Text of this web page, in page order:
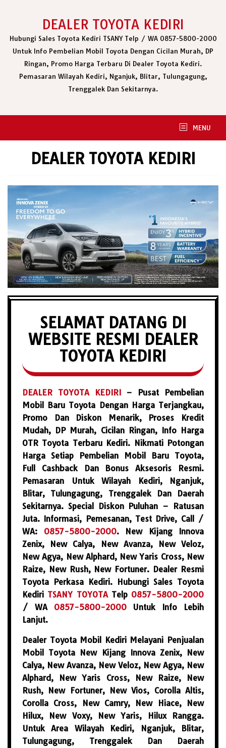
DEALER TOYOTA KEDIRI
Hubungi Sales Toyota Kediri TSANY Telp / WA 0857-5800-2000
Untuk Info Pembelian Mobil Toyota Dengan Cicilan Murah, DP
Ringan, Promo Harga Terbaru Di Dealer Toyota Kediri.
Pemasaran Wilayah Kediri, Nganjuk, Blitar, Tulungagung,
Trenggalek Dan Sekitarnya.
MENU
DEALER TOYOTA KEDIRI
SELAMAT DATANG DI
WEBSITE RESMI DEALER
TOYOTA KEDIRI
DEALER TOYOTA KEDIRI– Pusat Pembelian
Mobil Baru Toyota Dengan Harga Terjangkau,
Promo Dan Diskon Menarik, Proses Kredit
Mudah, DP Murah, Cicilan Ringan, Info Harga
OTR Toyota Terbaru Kediri. Nikmati Potongan
Harga Setiap Pembelian Mobil Baru Toyota,
Full Cashback Dan Bonus Aksesoris Resmi.
Pemasaran Untuk Wilayah Kediri, Nganjuk,
Blitar, Tulungagung, Trenggalek Dan Daerah
Sekitarnya. Special Diskon Puluhan – Ratusan
Juta. Informasi, Pemesanan, Test Drive, Call /
WA: 0857-5800-2000. New Kijang Innova
Zenix, New Calya, New Avanza, New Veloz,
New Agya, New Alphard, New Yaris Cross, New
Raize, New Rush, New Fortuner. Dealer Resmi
Toyota Perkasa Kediri. Hubungi Sales Toyota
Kediri TSANY TOYOTATelp 0857-5800-2000
/ WA 0857-5800-2000Untuk Info Lebih
Lanjut.
Dealer Toyota Mobil Kediri Melayani Penjualan
Mobil Toyota New Kijang Innova Zenix, New
Calya, New Avanza, New Veloz, New Agya, New
Alphard, New Yaris Cross, New Raize, New
Rush, New Fortuner, New Vios, Corolla Altis,
Corolla Cross, New Camry, New Hiace, New
Hilux, New Voxy, New Yaris, Hilux Rangga.
Untuk Area Wilayah Kediri, Nganjuk, Blitar,
Tulungagung, Trenggalek Dan Daerah